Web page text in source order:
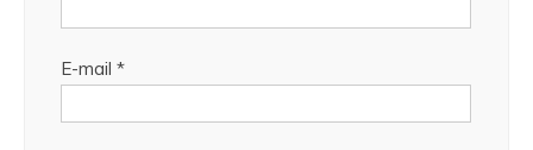
E-mail *